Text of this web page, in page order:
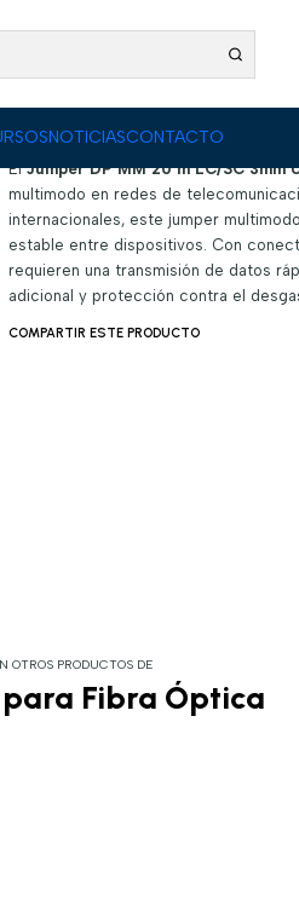
NOTICIASCONTACTO
Jumper DP MM 20
DESCRIPCIÓN
ElJumper DP MM 20 m LC/SC 3mm
multimodo en redes de
internacionales, este jumper
estable entre dispositivos. Con
requieren una transmisión de datos
adicional y protección contra el
COMPARTIR ESTE PRODUCTO
OTROS PRODUCTOS DE
Fibra Óptica